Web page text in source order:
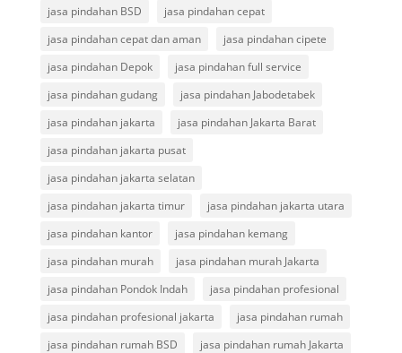
jasa pindahan BSD
jasa pindahan cepat
jasa pindahan cepat dan aman
jasa pindahan cipete
jasa pindahan Depok
jasa pindahan full service
jasa pindahan gudang
jasa pindahan Jabodetabek
jasa pindahan jakarta
jasa pindahan Jakarta Barat
jasa pindahan jakarta pusat
jasa pindahan jakarta selatan
jasa pindahan jakarta timur
jasa pindahan jakarta utara
jasa pindahan kantor
jasa pindahan kemang
jasa pindahan murah
jasa pindahan murah Jakarta
jasa pindahan Pondok Indah
jasa pindahan profesional
jasa pindahan profesional jakarta
jasa pindahan rumah
jasa pindahan rumah BSD
jasa pindahan rumah Jakarta